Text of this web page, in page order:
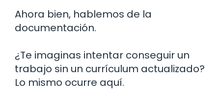
Ahora bien, hablemos de la
documentación.
¿Te imaginas intentar conseguir un
trabajo sin un currículum actualizado?
Lo mismo ocurre aquí.